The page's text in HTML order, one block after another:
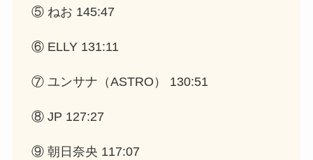
⑤ ねお 145:47
⑥ ELLY 131:11
⑦ ユンサナ（ASTRO） 130:51
⑧ JP 127:27
⑨ 朝日奈央 117:07